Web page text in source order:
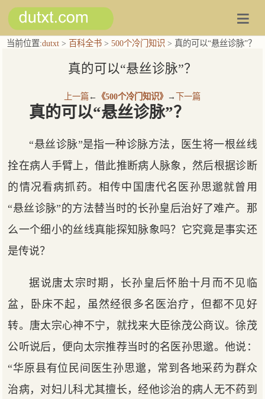
当前位置:dutxt > 百科全书 >500个冷门知识 > 真的可以“悬丝诊脉”？
真的可以“悬丝诊脉”？
上一篇 ← 《500个冷门知识》 → 下一篇
真的可以“悬丝诊脉”？
“悬丝诊脉”是指一种诊脉方法，医生将一根丝线
拴在病人手臂上，借此推断病人脉象，然后根据诊断
的情况看病抓药。相传中国唐代名医孙思邈就曾用
“悬丝诊脉”的方法替当时的长孙皇后治好了难产。那
么一个细小的丝线真能探知脉象吗？它究竟是事实还
是传说？
据说唐太宗时期，长孙皇后怀胎十月而不见临
盆，卧床不起，虽然经很多名医治疗，但都不见好
转。唐太宗心神不宁，就找来大臣徐茂公商议。徐茂
公听说后，便向太宗推荐当时的名医孙思邈。他说：
“华原县有位民间医生孙思邈，常到各地采药为群众
治病，对妇儿科尤其擅长，经他诊治的病人无不药到